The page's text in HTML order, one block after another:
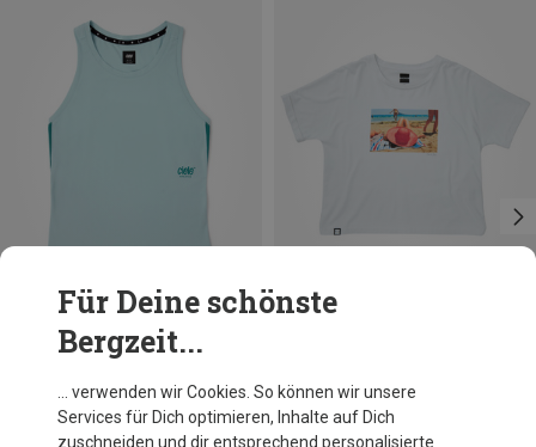
Du sparst 35%
Für Deine schönste
Bergzeit...
… verwenden wir Cookies. So können wir unsere
Services für Dich optimieren, Inhalte auf Dich
zuschneiden und dir entsprechend personalisierte